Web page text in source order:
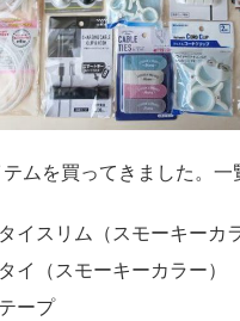
ムを買ってきました。一
イスリム（スモーキーカ
イ（スモーキーカラー）
ープ